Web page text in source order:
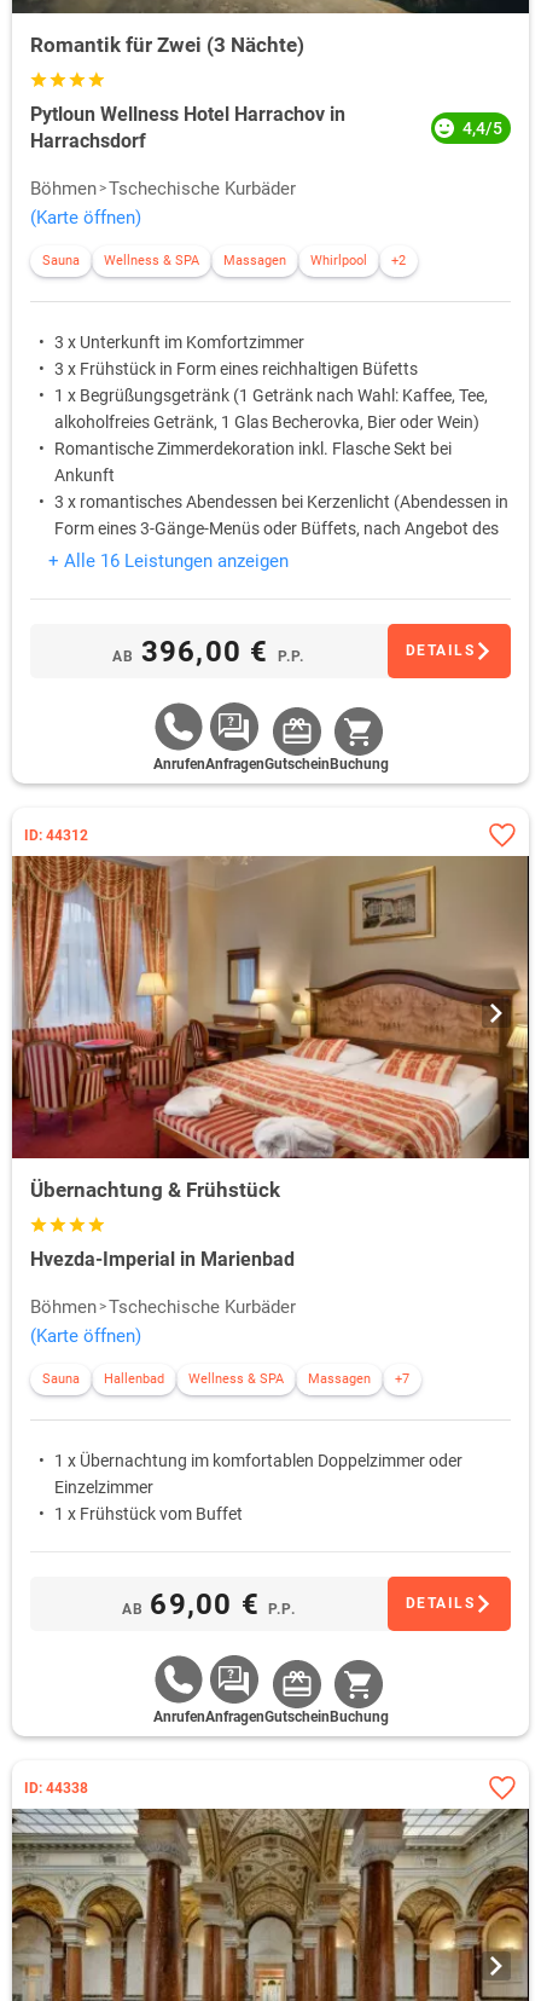
Romantik für Zwei (3 Nächte)
Pytloun Wellness Hotel Harrachov in
Harrachsdorf
4,4/5
Böhmen Tschechische Kurbäder
(Karte öffnen)
Sauna Wellness & SPA Massagen Whirlpool +2
3 x Unterkunft im Komfortzimmer
3 x Frühstück in Form eines reichhaltigen Büfetts
1 x Begrüßungsgetränk (1 Getränk nach Wahl: Kaffee, Tee,
alkoholfreies Getränk, 1 Glas Becherovka, Bier oder Wein)
Romantische Zimmerdekoration inkl. Flasche Sekt bei
Ankunft
3 x romantisches Abendessen bei Kerzenlicht (Abendessen in
Form eines 3-Gänge-Menüs oder Büffets, nach Angebot des
Chefkochs) inkl. Flasche Hauswein (eine Flasche pro Paar)
+ Alle 16 Leistungen anzeigen
AB 396,00 € P.P. DETAILS
AnrufenAnfragenGutschein Buchung
ID: 44312
Übernachtung & Frühstück
Hvezda-Imperial in Marienbad
Böhmen Tschechische Kurbäder
(Karte öffnen)
Sauna Hallenbad Wellness & SPA Massagen +7
1 x Übernachtung im komfortablen Doppelzimmer oder
Einzelzimmer
1 x Frühstück vom Buffet
AB 69,00 € P.P. DETAILS
AnrufenAnfragenGutschein Buchung
ID: 44338